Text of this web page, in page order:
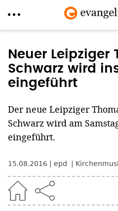
zum
Inhalt
Neuer
Schwarz wird
eingeführt
Der neue Leipziger
Schwarz wird am
eingeführt.
15.08.2016 epd